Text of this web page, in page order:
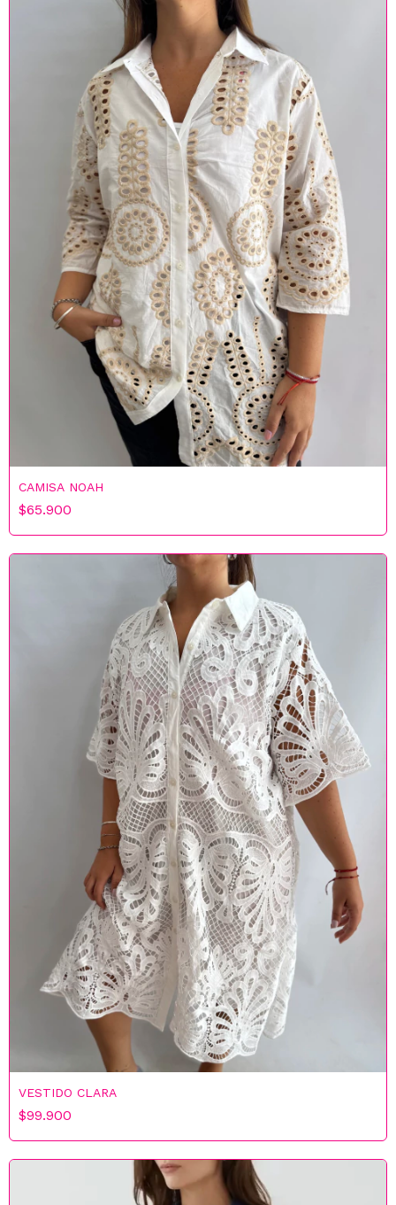
CAMISA NOAH
$65.900
VESTIDO CLARA
$99.900
ENVÍO GRATIS
¡CASI!
📧 Tu correo electrónico
GIRAR AHORA
🔒 Tu email está seguro. No spam, lo prometemos.